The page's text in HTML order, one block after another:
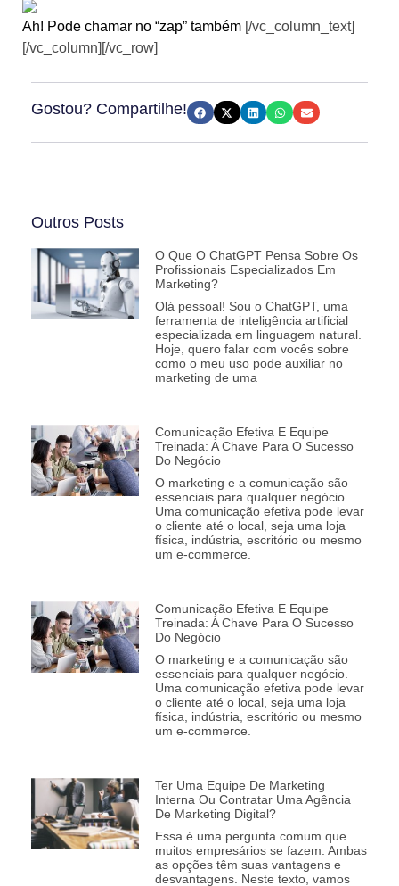
Ah! Pode chamar no “zap” também [/vc_column_text]
[/vc_column][/vc_row]
Gostou? Compartilhe!
Outros Posts
O Que O ChatGPT Pensa Sobre Os
Profissionais Especializados Em
Marketing?
Olá pessoal! Sou o ChatGPT, uma
ferramenta de inteligência artificial
especializada em linguagem natural.
Hoje, quero falar com vocês sobre
como o meu uso pode auxiliar no
marketing de uma
Comunicação Efetiva E Equipe
Treinada: A Chave Para O Sucesso
Do Negócio
O marketing e a comunicação são
essenciais para qualquer negócio.
Uma comunicação efetiva pode levar
o cliente até o local, seja uma loja
física, indústria, escritório ou mesmo
um e-commerce.
Comunicação Efetiva E Equipe
Treinada: A Chave Para O Sucesso
Do Negócio
O marketing e a comunicação são
essenciais para qualquer negócio.
Uma comunicação efetiva pode levar
o cliente até o local, seja uma loja
física, indústria, escritório ou mesmo
um e-commerce.
Ter Uma Equipe De Marketing
Interna Ou Contratar Uma Agência
De Marketing Digital?
Essa é uma pergunta comum que
muitos empresários se fazem. Ambas
as opções têm suas vantagens e
desvantagens. Neste texto, vamos